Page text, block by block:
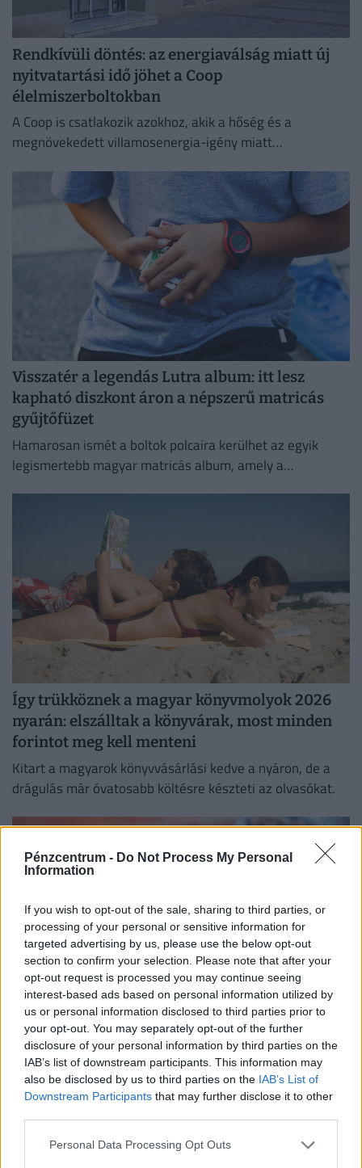
Pénzcentrum - Do Not Process My Personal
Information
If you wish to opt-out of the sale, sharing to third parties, or
processing of your personal or sensitive information for
targeted advertising by us, please use the below opt-out
section to confirm your selection. Please note that after your
opt-out request is processed you may continue seeing
interest-based ads based on personal information utilized by
us or personal information disclosed to third parties prior to
your opt-out. You may separately opt-out of the further
disclosure of your personal information by third parties on the
IAB’s list of downstream participants. This information may
also be disclosed by us to third parties on the IAB’s List of
Downstream Participants that may further disclose it to other
Personal Data Processing Opt Outs
Rendkívüli döntés: az energiaválság miatt új
nyitvatartási idő jöhet a Coop
élelmiszerboltokban
A Coop is csatlakozik azokhoz, akik a hőség és a
megnövekedett villamosenergia-igény miatt
Visszatér a legendás Lutra album: itt lesz
kapható diszkont áron a népszerű matricás
gyűjtőfüzet
Hamarosan ismét a boltok polcaira kerülhet az egyik
legismertebb magyar matricás album, amely a
Így trükköznek a magyar könyvmolyok 2026
nyarán: elszálltak a könyvárak, most minden
forintot meg kell menteni
Kitart a magyarok könyvvásárlási kedve a nyáron, de a
drágulás már óvatosabb költésre készteti az olvasókat.
Mennyi egy ékszerteknős ára 2026-ban,
mennyibe kerül a tartása? Minden válasz egy
helyen
Az ékszerteknős sokszor olcsón beszerezhető, de a
költsége!